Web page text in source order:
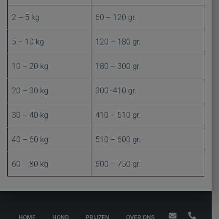
2 – 5 kg 60 – 120 gr.
5 – 10 kg 120 – 180 gr.
10 – 20 kg 180 – 300 gr.
20 – 30 kg 300 -410 gr.
30 – 40 kg 410 – 510 gr.
40 – 60 kg 510 – 600 gr.
60 – 80 kg 600 – 750 gr.
HOME HOND PRIJZEN OVER ONS